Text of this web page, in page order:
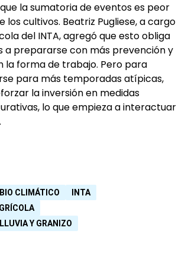
la sumatoria de eventos es peor
los cultivos. Beatriz Pugliese, a cargo
del INTA, agregó que esto obliga
a prepararse con más prevención y
la forma de trabajo. Pero para
para más temporadas atípicas,
la inversión en medidas
lo que empieza a interactuar
CLIMÁTICO
INTA
Y GRANIZO